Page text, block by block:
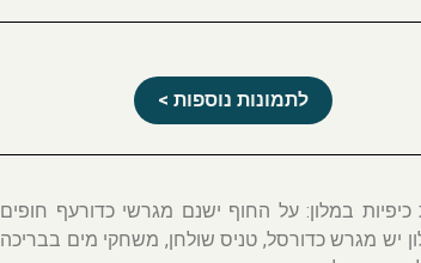
לתמונות נוספות >
במלון: על החוף ישנם מגרשי כדורעף חופים
יש מגרש כדורסל, טניס שולחן, משחקי מים בבריכה